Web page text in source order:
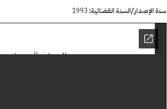
سنة الإصدار/السنة القضائية: 1993